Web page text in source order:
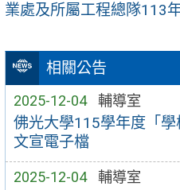
相關公告
2025-12-04 輔導室
佛光大學115學年度「
文宣電子檔
2025-12-04 輔導室
業處及所屬工程總隊113